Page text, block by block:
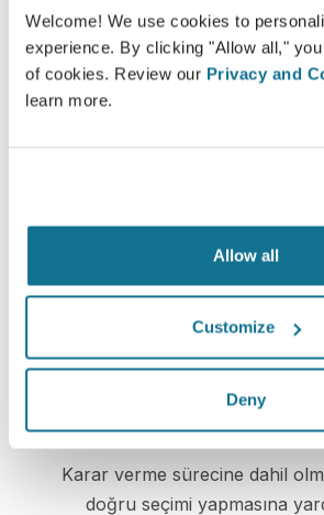
Welcome! We use cookies to
experience. By clicking "Allow all,"
of cookies. Review our Privacy and
learn more.
Allow all
Customize
Deny
bağlanan platform hastalar ve
ilişkiyi geliştirir.
dayalı olarak seçilen işlemlerin
hakkında hastaların eğitimini
Kendine
Karar verme sürecine dahil
doğru seçimi yapmasına